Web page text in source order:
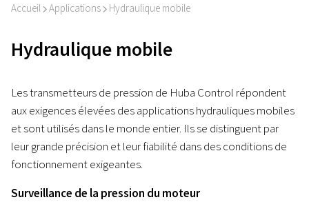
Accueil I Applications I Hydraulique mobile
Hydraulique mobile
Les transmetteurs de pression de Huba Control répondent
aux exigences élevées des applications hydrauliques mobiles
et sont utilisés dans le monde entier. Ils se distinguent par
leur grande précision et leur fiabilité dans des conditions de
fonctionnement exigeantes.
Surveillance de la pression du moteur